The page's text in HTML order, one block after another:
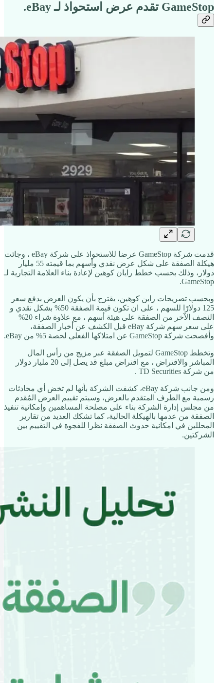
GameStop تقدم عرض استحواذ لـ eBay.
قدمت شركة GameStop عرضا للاستحواذ على شركة eBay ، وجائت
هيكلة الصفقة على شكل عرض نقدي وأسهم بما قيمته 55 مليار
دولار، وذلك بحسب خطط رايان كوهين لإعادة بناء العلامة التجارية لـ
GameStop.
وبحسب تصريحات راين كوهين، يقترح بأن يكون العرض بدفع سعر
125 دولارًا للسهم ، على ان تكون قيمة الصفقة 50% بشكل نقدي و
النصف الآخر من الصفقة على هيئة أسهم ، مع علاوة شراء 20%
على سعر سهم شركة eBay قبل الكشف عن أخبار الصفقة،
وأفصحت شركة GameStop عن امتلاكها الفعلي لحصة 5% من eBay.
وتخطط GameStop لتمويل الصفقة عبر مزيج من رأس المال
المباشر والاقتراض ، مع اقتراض مبلغ قد يصل إلى 20 مليار دولار
من شركة TD Securities .
ومن جانب شركة eBay، كشفت الشركة بأنها لم تخض أي محادثات
رسمية مع الطرف المتقدم بالعرض، وسيتم تقييم العرض المُقدم
من مجلس إدارة الشركة بناء على مصلحة المساهمين وإمكانية تنفيذ
الصفقة من عدمها بالهيكلة الحالية، كما تشكك العديد من تقارير
المحللين في امكانية حدوث الصفقة نظرا للفجوة في التقييم بين
الشركتين.